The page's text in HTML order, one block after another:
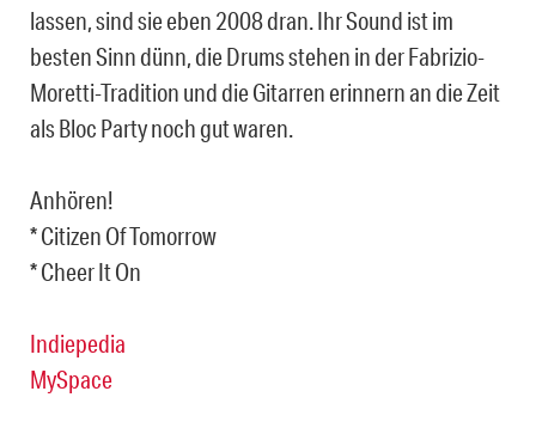
lassen, sind sie eben 2008 dran. Ihr Sound ist im
besten Sinn dünn, die Drums stehen in der Fabrizio-
Moretti-Tradition und die Gitarren erinnern an die Zeit
als Bloc Party noch gut waren.
Anhören!
* Citizen Of Tomorrow
* Cheer It On
Indiepedia
MySpace